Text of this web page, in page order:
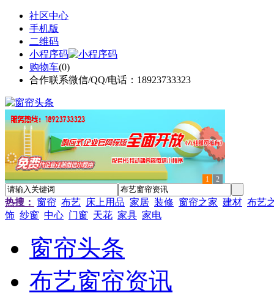
社区中心
手机版
二维码
小程序码
购物车(0)
合作联系微信/QQ/电话：18923733323
1 2
热搜： 窗帘 布艺 床上用品 家居 装修 窗帘之家 建材 布艺
饰 纱窗 中心 门窗 天花 家具 家电
窗帘头条
布艺窗帘资讯